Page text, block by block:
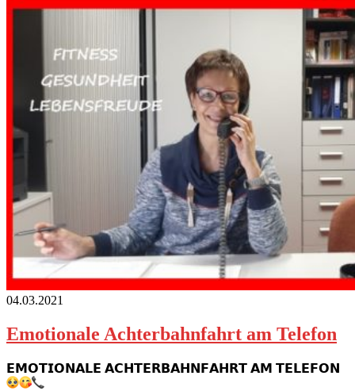
04.03.2021
Emotionale Achterbahnfahrt am Telefon
𝗘𝗠𝗢𝗧𝗜𝗢𝗡𝗔𝗟𝗘 𝗔𝗖𝗛𝗧𝗘𝗥𝗕𝗔𝗛𝗡𝗙𝗔𝗛𝗥𝗧 𝗔𝗠 𝗧𝗘𝗟𝗘𝗙𝗢𝗡